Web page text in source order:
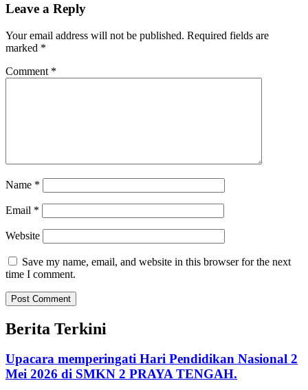
Leave a Reply
Your email address will not be published. Required fields are
marked *
Comment *
Name *
Email *
Website
Save my name, email, and website in this browser for the next
time I comment.
Berita Terkini
Upacara memperingati Hari Pendidikan Nasional 2
Mei 2026 di SMKN 2 PRAYA TENGAH.